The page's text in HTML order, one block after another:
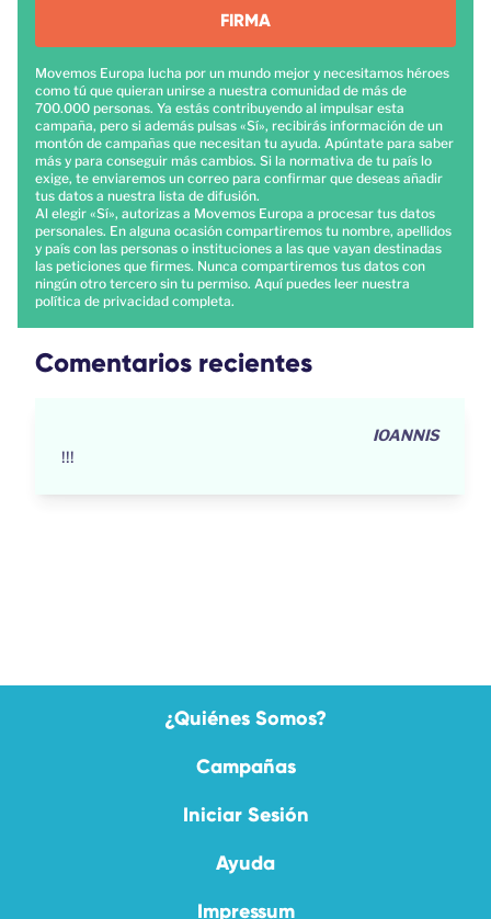
FIRMA
Movemos Europa lucha por un mundo mejor y necesitamos héroes
como tú que quieran unirse a nuestra comunidad de más de
700.000 personas. Ya estás contribuyendo al impulsar esta
campaña, pero si además pulsas «Sí», recibirás información de un
montón de campañas que necesitan tu ayuda. Apúntate para saber
más y para conseguir más cambios. Si la normativa de tu país lo
exige, te enviaremos un correo para confirmar que deseas añadir
tus datos a nuestra lista de difusión.
Al elegir «Sí», autorizas a Movemos Europa a procesar tus datos
personales. En alguna ocasión compartiremos tu nombre, apellidos
y país con las personas o instituciones a las que vayan destinadas
las peticiones que firmes. Nunca compartiremos tus datos con
ningún otro tercero sin tu permiso. Aquí puedes leer nuestra
política de privacidad completa.
Comentarios recientes
IOANNIS
!!!
¿Quiénes Somos?
Campañas
Iniciar Sesión
Ayuda
Impressum